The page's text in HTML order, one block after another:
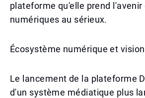
plateforme qu'elle prend l'avenir
numériques au sérieux.
Écosystème numérique et
Le lancement de la plateforme
d'un système médiatique plus